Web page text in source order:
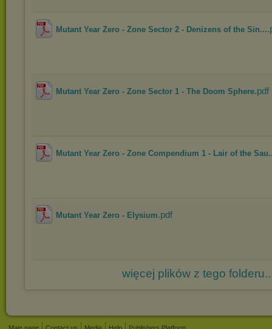
Mutant Year Zero - Zone Sector 2 - Denizens of the Sin...
Mutant Year Zero - Zone Sector 1 - The Doom Sphere.pdf
Mutant Year Zero - Zone Compendium 1 - Lair of the
Mutant Year Zero - Elysium.pdf
więcej plików z tego